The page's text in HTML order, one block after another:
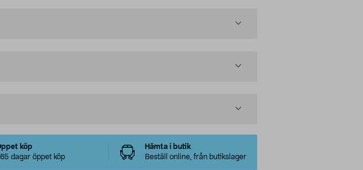
köp
dagar öppet köp
Hämta i butik
Beställ online, från butikslager